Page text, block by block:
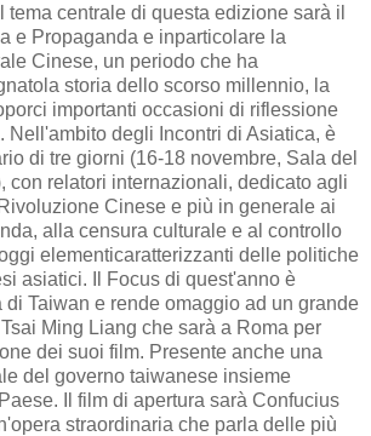
tema centrale di questa edizione sarà il
e Propaganda e inparticolare la
Cinese, un periodo che ha
storia dello scorso millennio, la
importanti occasioni di riflessione
Nell'ambito degli Incontri di Asiatica, è
di tre giorni (16-18 novembre, Sala del
con relatori internazionali, dedicato agli
Cinese e più in generale ai
alla censura culturale e al controllo
elementicaratterizzanti delle politiche
asiatici. Il Focus di quest'anno è
Taiwan e rende omaggio ad un grande
Ming Liang che sarà a Roma per
dei suoi film. Presente anche una
del governo taiwanese insieme
Il film di apertura sarà Confucius
straordinaria che parla delle più